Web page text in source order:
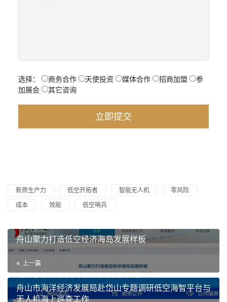
选择： 商务合作 天使投资 媒体合作 招商加盟
参
加展会
其它咨询
新质生产力 低空开拓者 智能无人机
零风险
成本
效能 低空哨兵
舟山聚力打造低空经济海岛发展样板
上一篇
舟山市海洋经济发展局赴岱山专题调研低空海智平台与
无人机海上巡查工作